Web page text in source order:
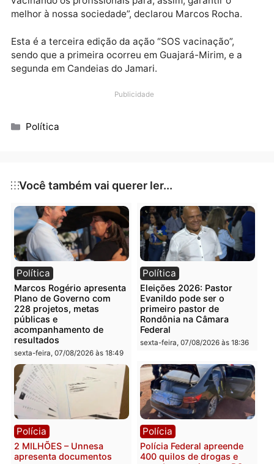
juntamente com o secretário da Sesau, Fernando
Máximo. O chefe do Executivo Estadual destacou a
educação, respeitando o Plano Nacional de
Imunização. “Fico muito feliz, pois a gente precisa
alcançar a imunização na nossa população. Nossos
professores e profissionais da educação fazem
presenciais. Sabemos que tem muitos pais e alunos
sendo que a primeira ocorreu em Guajará-Mirim, e a
segunda em Candeias do Jamari.
Publicidade
Categorias
Política
Você também vai querer ler...
Política Política